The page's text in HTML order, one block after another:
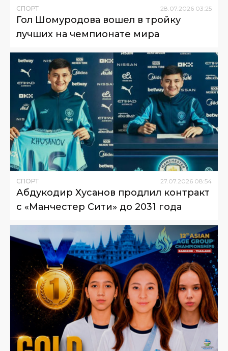
СПОРТ 28 07 2026 03:25
Гол Шомуродова вошел в тройку
лучших на чемпионате мира
СПОРТ 27.07.2026 08:54
Абдукодир Хусанов продлил контракт
с «Манчестер Сити» до 2031 года